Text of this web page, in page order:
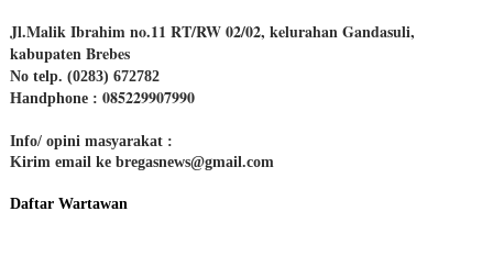
Jl.Malik Ibrahim no.11 RT/RW 02/02, kelurahan Gandasuli,
kabupaten Brebes
No telp. (0283) 672782
Handphone : 085229907990
Info/ opini masyarakat :
Kirim email ke bregasnews@gmail.com
Daftar Wartawan